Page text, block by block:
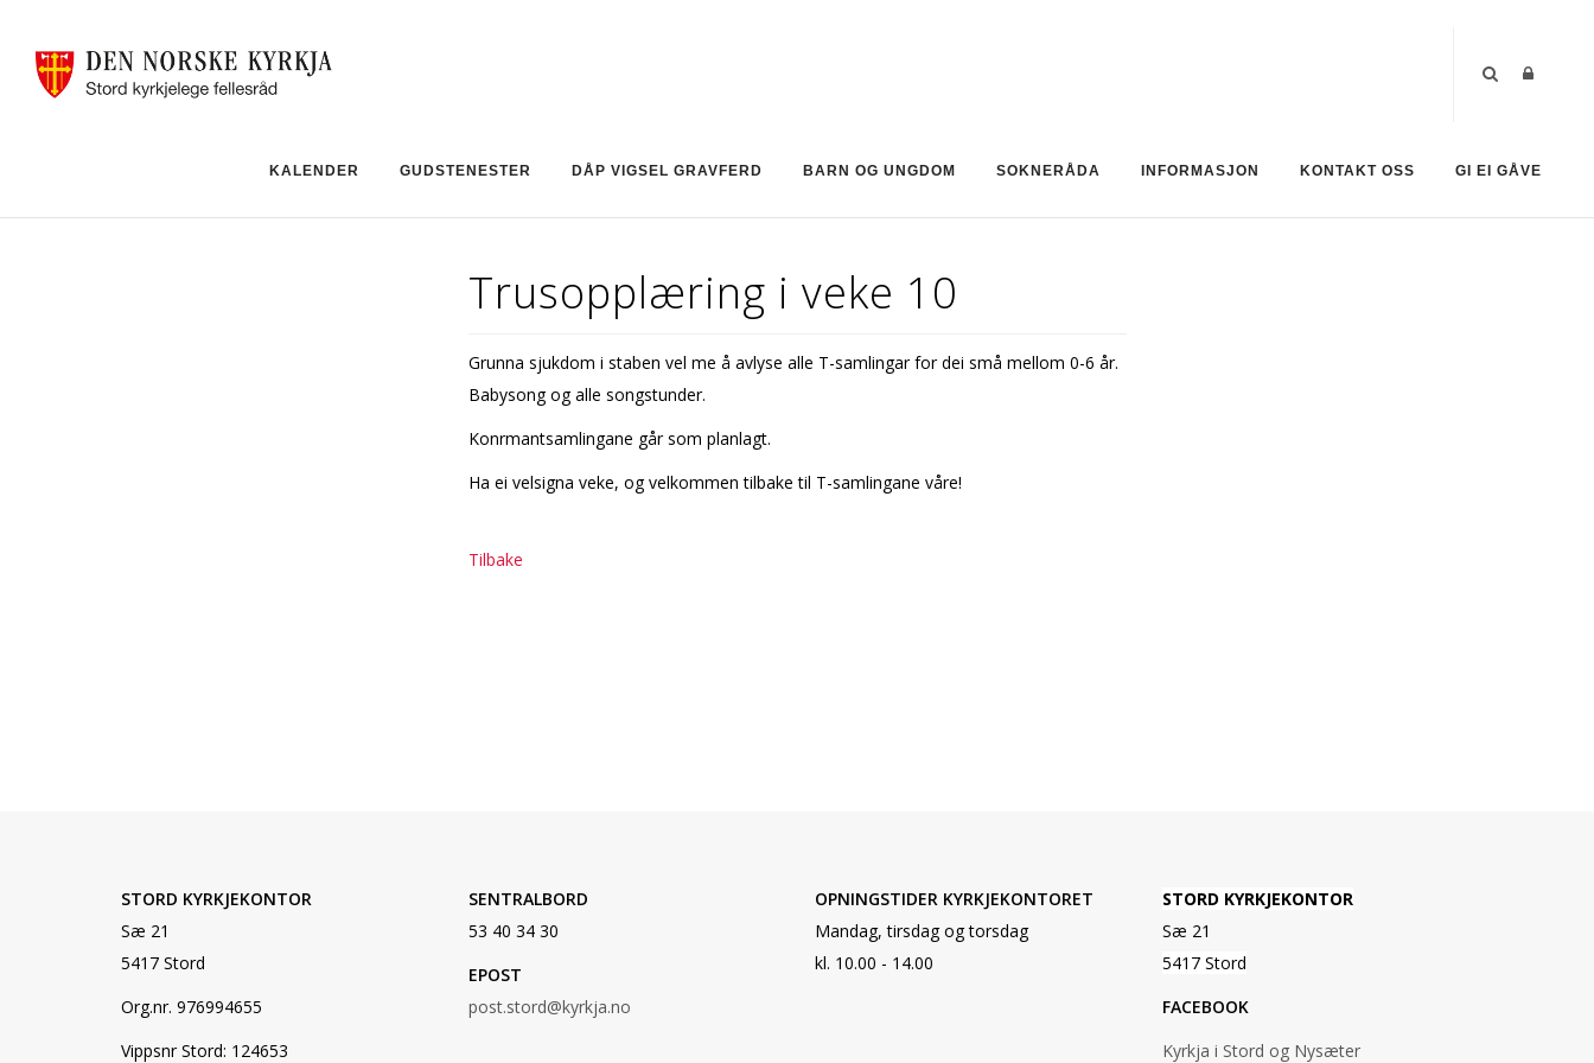
KALENDER GUDSTENESTER DÅP VIGSEL GRAVFERD BARN OG UNGDOM SOKNERÅDA INFORMASJON KONTAKT OSS GI EI GÅVE
Trusopplæring i veke 10
Grunna sjukdom i staben vel me å avlyse alle T-samlingar for dei små mellom 0-6 år.
Babysong og alle songstunder.
Konfirmantsamlingane går som planlagt.
Ha ei velsigna veke, og velkommen tilbake til T-samlingane våre!
Tilbake
STORD KYRKJEKONTOR
Sæ 21
5417 Stord
Org.nr. 976994655
Vippsnr Stord: 124653
SENTRALBORD
53 40 34 30
EPOST
post.stord@kyrkja.no
OPNINGSTIDER KYRKJEKONTORET
Mandag, tirsdag og torsdag
kl. 10.00 - 14.00
STORD KYRKJEKONTOR
Sæ 21
5417 Stord
FACEBOOK
Kyrkja i Stord og Nysæter